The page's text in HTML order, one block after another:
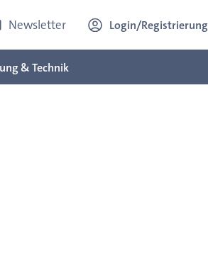
Newsletter Login/Registrierung
& Technik